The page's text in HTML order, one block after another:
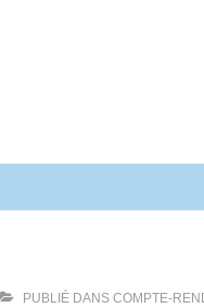
PUBLIÉ DANS COMPTE-